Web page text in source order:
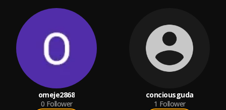
omeje2868
0 Follower
conciousguda
1 Follower